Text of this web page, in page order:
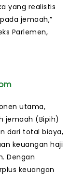
yang realistis
jemaah,”
Parlemen,
utama,
jemaah (Bipih)
dari total biaya,
keuangan haji
Dengan
keuangan